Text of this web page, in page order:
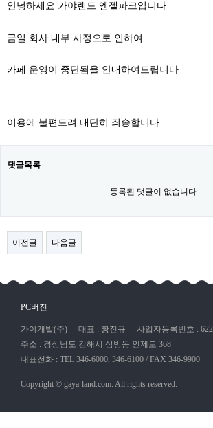
안녕하세요 가야랜드 엔젤파크입니다
금일 회사 내부 사정으로 인하여
카페 운영이 중단됨을 안내하여드립니다
이용에 불편드려 대단히 죄송합니다
댓글목록
등록된 댓글이 없습니다.
이전글 다음글
PC버전
가야개발(주) 대표 : 황진규
사업자등록번호 :
주소 : 경상남도 김해시 삼방동 인제로 368
대표전화 : TEL 346-6000, 346-6100 / FAX 346-9900
Copyright © gaya-land.com. All rights reserved.